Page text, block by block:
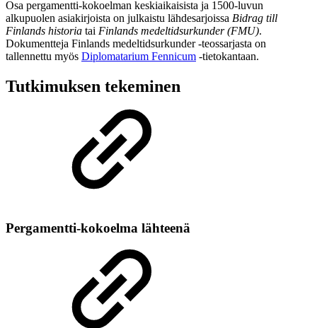
Osa pergamentti-kokoelman keskiaikaisista ja 1500-luvun
alkupuolen asiakirjoista on julkaistu lähdesarjoissa Bidrag till
Finlands historia tai Finlands medeltidsurkunder (FMU).
Dokumentteja Finlands medeltidsurkunder -teossarjasta on
tallennettu myös Diplomatarium Fennicum -tietokantaan.
Tutkimuksen tekeminen
Pergamentti-kokoelma lähteenä